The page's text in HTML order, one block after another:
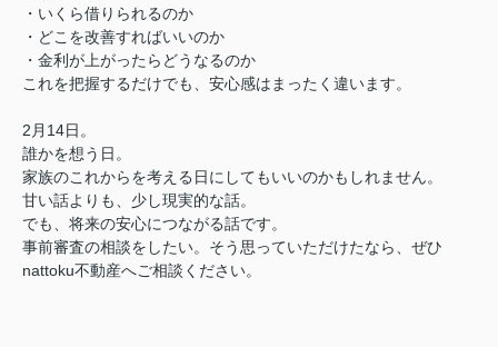
・いくら借りられるのか
・どこを改善すればいいのか
・金利が上がったらどうなるのか
これを把握するだけでも、安心感はまったく違います。
2月14日。
誰かを想う日。
家族のこれからを考える日にしてもいいのかもしれません。
甘い話よりも、少し現実的な話。
でも、将来の安心につながる話です。
事前審査の相談をしたい。そう思っていただけたなら、ぜひ
nattoku不動産へご相談ください。